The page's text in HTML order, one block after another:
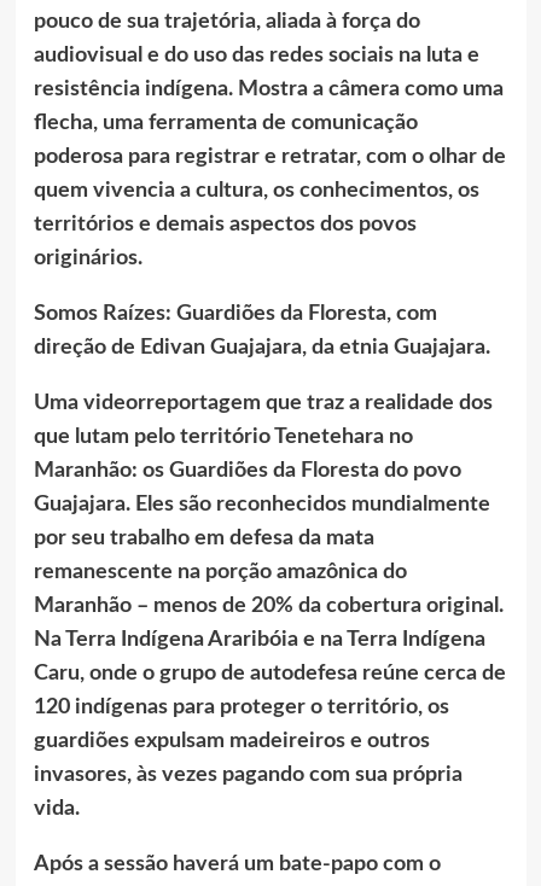
pouco de sua trajetória, aliada à força do
audiovisual e do uso das redes sociais na luta e
resistência indígena. Mostra a câmera como uma
flecha, uma ferramenta de comunicação
poderosa para registrar e retratar, com o olhar de
quem vivencia a cultura, os conhecimentos, os
territórios e demais aspectos dos povos
originários.
Somos Raízes: Guardiões da Floresta, com
direção de Edivan Guajajara, da etnia Guajajara.
Uma videorreportagem que traz a realidade dos
que lutam pelo território Tenetehara no
Maranhão: os Guardiões da Floresta do povo
Guajajara. Eles são reconhecidos mundialmente
por seu trabalho em defesa da mata
remanescente na porção amazônica do
Maranhão – menos de 20% da cobertura original.
Na Terra Indígena Araribóia e na Terra Indígena
Caru, onde o grupo de autodefesa reúne cerca de
120 indígenas para proteger o território, os
guardiões expulsam madeireiros e outros
invasores, às vezes pagando com sua própria
vida.
Após a sessão haverá um bate-papo com o